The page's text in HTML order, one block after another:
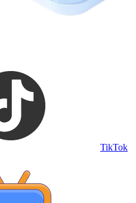
TikTok